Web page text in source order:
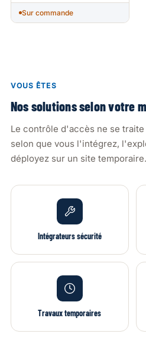
Sur commande
VOUS ÊTES
Nos solutions selon votre
Le contrôle d'accès ne se
selon que vous l'intégrez,
déployez sur un site temporaire.
Intégrateurs sécurité
Travaux temporaires